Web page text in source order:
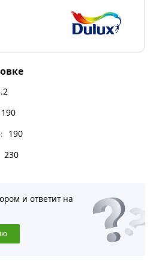
190
190
230
и ответит на